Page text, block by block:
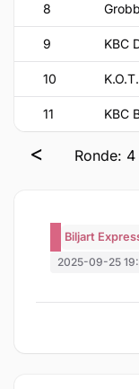
8
9 KBC
10
11 KBC
< Ronde: 4
Biljart
2025-09-25